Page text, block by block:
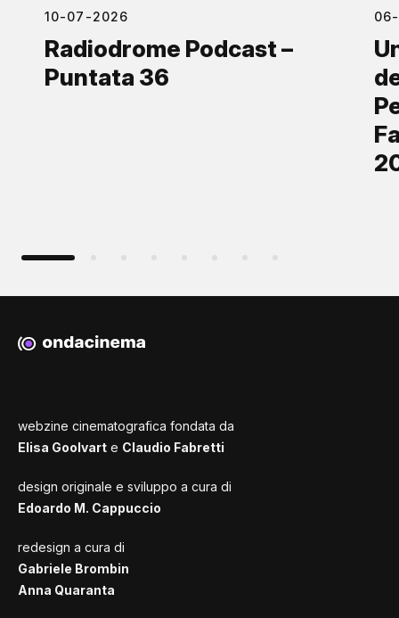
10-07-2026
Radiodrome Podcast –
Puntata 36
webzine cinematografica fondata da
Elisa Goolvart e Claudio Fabretti
design originale e sviluppo a cura di
Edoardo M. Cappuccio
redesign a cura di
Gabriele Brombin
Anna Quaranta